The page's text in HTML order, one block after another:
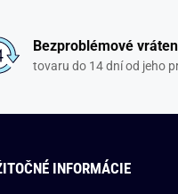
Bezproblémové
tovaru do 14 dní od jeho
INFORMÁCIE